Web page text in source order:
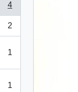
4
2
1
1